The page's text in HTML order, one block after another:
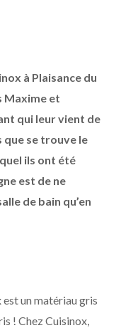
à Plaisance du
Maxime et
qui leur vient de
que se trouve le
ils ont été
est de ne
de bain qu’en
est un matériau gris
! Chez Cuisinox,